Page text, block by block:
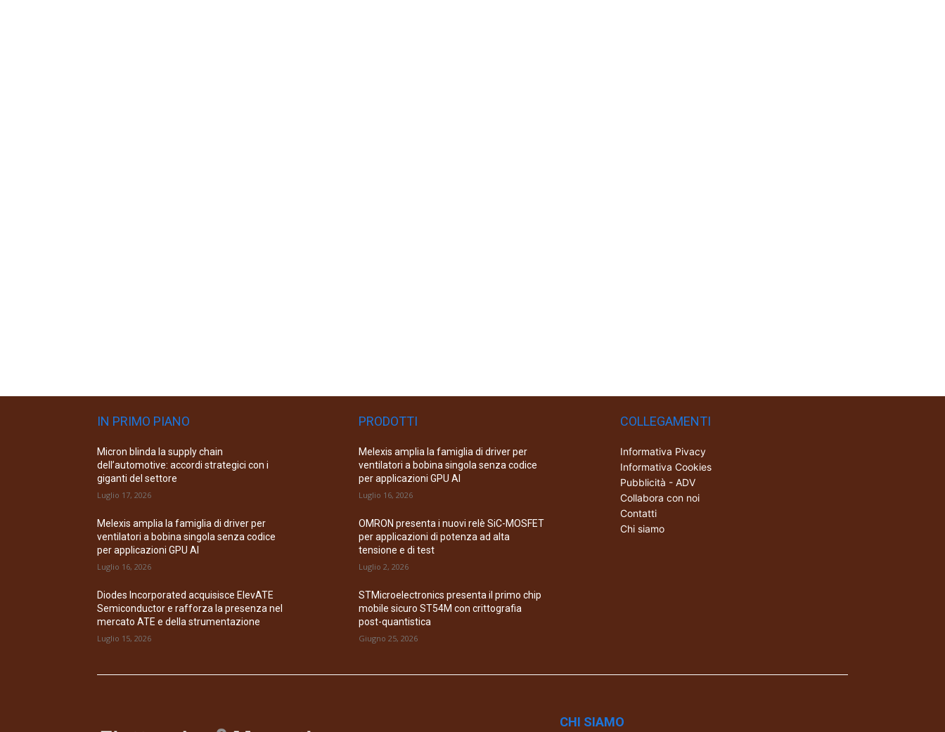
IN PRIMO PIANO
Micron blinda la supply chain
dell’automotive: accordi strategici con i
giganti del settore
Luglio 17, 2026
Melexis amplia la famiglia di driver per
ventilatori a bobina singola senza codice
per applicazioni GPU AI
Luglio 16, 2026
Diodes Incorporated acquisisce ElevATE
Semiconductor e rafforza la presenza nel
mercato ATE e della strumentazione
Luglio 15, 2026
PRODOTTI
Melexis amplia la famiglia di driver per
ventilatori a bobina singola senza codice
per applicazioni GPU AI
Luglio 16, 2026
OMRON presenta i nuovi relè SiC-MOSFET
per applicazioni di potenza ad alta
tensione e di test
Luglio 2, 2026
STMicroelectronics presenta il primo chip
mobile sicuro ST54M con crittografia
post-quantistica
Giugno 25, 2026
COLLEGAMENTI
Informativa Pivacy
Informativa Cookies
Pubblicità - ADV
Collabora con noi
Contatti
Chi siamo
CHI SIAMO